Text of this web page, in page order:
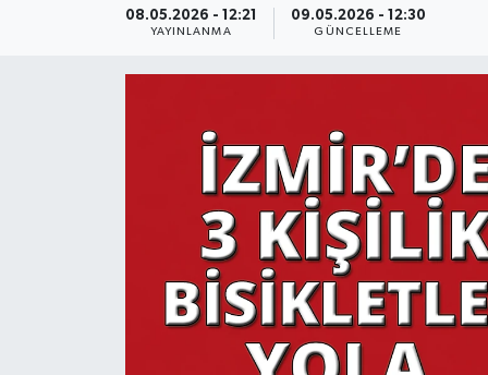
08.05.2026 - 12:21
YAYINLANMA
09.05.2026 - 12:30
GÜNCELLEME